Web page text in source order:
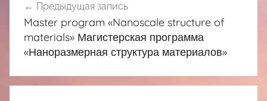
по
записям
Предыдущая запись
Master program «Nanoscale structure of
materials» Магистерская программа
«Наноразмерная структура материалов»